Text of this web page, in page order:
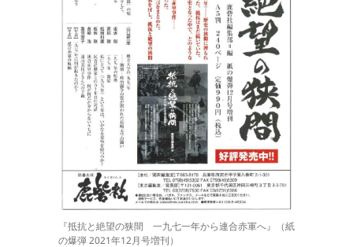
『抵抗と絶望の狭間 一九七一年から連合赤軍へ』（紙
の爆弾 2021年12月号増刊）